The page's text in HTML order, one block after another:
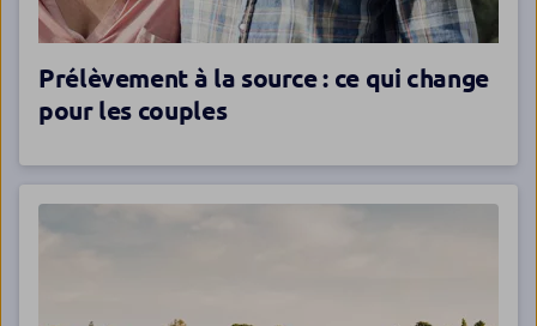
Prélèvement à la source : ce qui change
pour les couples